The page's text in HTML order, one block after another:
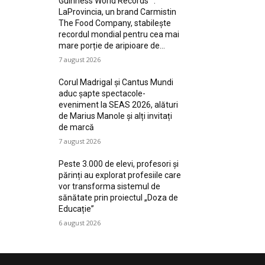
LaProvincia, un brand Carmistin
The Food Company, stabilește
recordul mondial pentru cea mai
mare porție de aripioare de...
7 august 2026
Corul Madrigal și Cantus Mundi
aduc șapte spectacole-
eveniment la SEAS 2026, alături
de Marius Manole și alți invitați
de marcă
7 august 2026
Peste 3.000 de elevi, profesori și
părinți au explorat profesiile care
vor transforma sistemul de
sănătate prin proiectul „Doza de
Educație”
6 august 2026